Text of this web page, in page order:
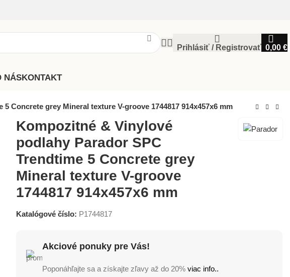
Prihlásiť / Registrovať 0,00 €
NÁSKONTAKT
Concrete grey Mineral texture V-groove 1744817 914x457x6 mm
Kompozitné & Vinylové
podlahy Parador SPC
Trendtime 5 Concrete grey
Mineral texture V-groove
1744817 914x457x6 mm
Katalógové číslo: P1744817
Akciové ponuky pre Vás!
Poponáhľajte sa a získajte zľavy až do 20% viac info..